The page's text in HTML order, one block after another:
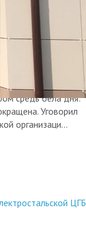
редкий тихушник
не плохо, не видно
прекрасных дней,
средь бела дня:
Уговорил
организаци...
ЦГБ